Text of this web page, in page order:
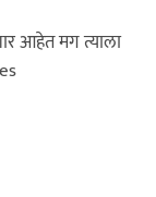
आहेत मग त्याला